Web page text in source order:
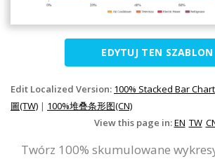
EDYTUJ TEN SZABLON
Edit Localized Version: 100% Stacked Bar
圖(TW) | 100%堆叠条形图(CN)
View this page in:EN TW
Twórz 100% skumulowane